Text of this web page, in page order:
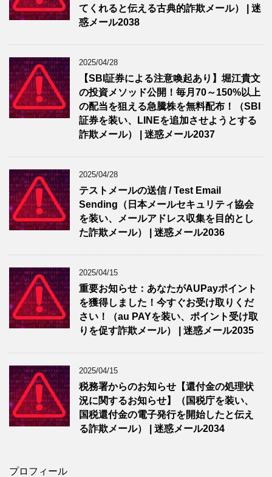
てくれると伝える古典的詐欺メール） | 迷
惑メール2038
2025/04/28
【SBI証券による注意喚起あり】堀江貴文
の投資メソッド公開！毎月70～150%以上
の配当を狙える急騰株を無料配布！（SBI
証券を装い、LINEを追加させようとする
詐欺メール） | 迷惑メール2037
2025/04/28
テストメールの送信 / Test Email
Sending（日本メールセキュリティ協会
を装い、メールアドレス収集を目的とし
た詐欺メール） | 迷惑メール2036
2025/04/15
重要お知らせ：あなたがAUPayポイント
を獲得しました！今すぐお受け取りくだ
さい！（au PAYを装い、ポイント受け取
りを促す詐欺メール） | 迷惑メール2035
2025/04/15
税務署からのお知らせ【還付金の処理状
況に関するお知らせ】（国税庁を装い、
国税還付金の電子発行を開始したと伝え
る詐欺メール） | 迷惑メール2034
プロフィール